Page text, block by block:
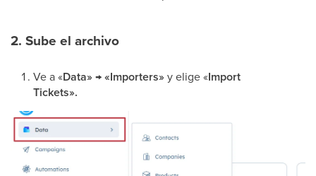
2. Sube el archivo
Ve a «Data» → «Importers» y elige «Import
Tickets».